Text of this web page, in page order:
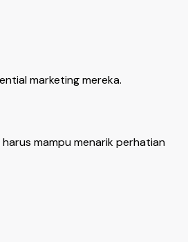
marketing mereka.
mampu menarik perhatian